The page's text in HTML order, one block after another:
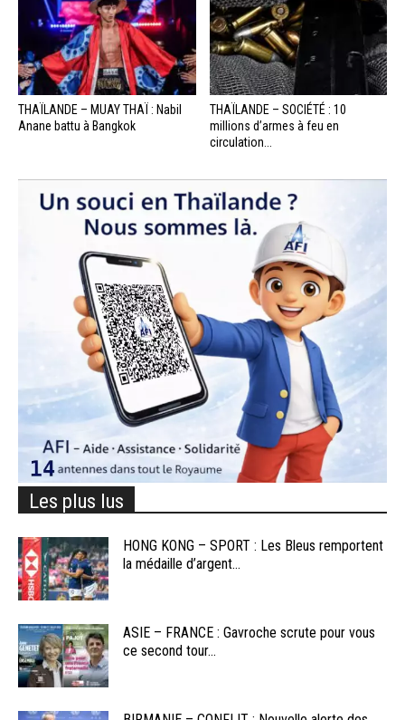
THAÏLANDE – MUAY THAÏ : Nabil
Anane battu à Bangkok
THAÏLANDE – SOCIÉTÉ : 10
millions d’armes à feu en
circulation...
Les plus lus
HONG KONG – SPORT : Les Bleus remportent
la médaille d’argent...
ASIE – FRANCE : Gavroche scrute pour vous
ce second tour...